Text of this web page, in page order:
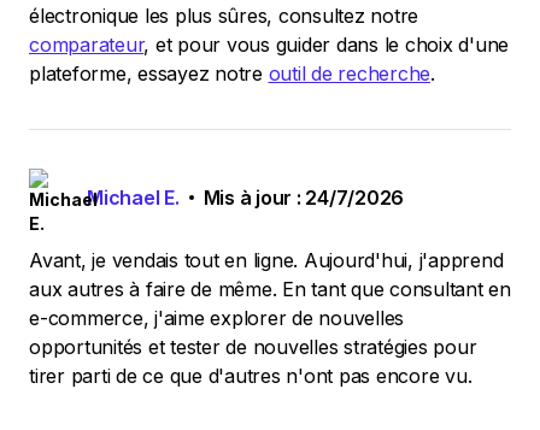
électronique les plus sûres, consultez notre
comparateur, et pour vous guider dans le choix d'une
plateforme, essayez notre outil de recherche.
Michael E. Mis à jour : 24/7/2026
Avant, je vendais tout en ligne. Aujourd'hui, j'apprend
aux autres à faire de même. En tant que consultant en
e-commerce, j'aime explorer de nouvelles
opportunités et tester de nouvelles stratégies pour
tirer parti de ce que d'autres n'ont pas encore vu.